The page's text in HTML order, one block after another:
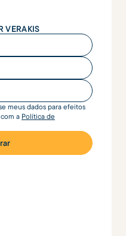
VERAKIS
meus dados para efeitos
a Política de